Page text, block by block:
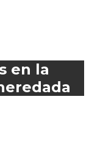
en la